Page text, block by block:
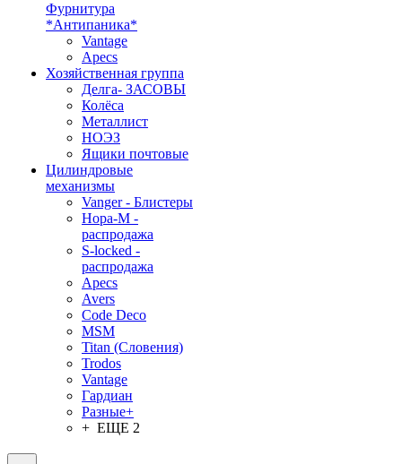
Фурнитура
*Антипаника*
Vantage
Apecs
Хозяйственная группа
Делга- ЗАСОВЫ
Колёса
Металлист
НОЭЗ
Ящики почтовые
Цилиндровые
механизмы
Vanger - Блистеры
Нора-М -
распродажа
S-locked -
распродажа
Apecs
Avers
Code Deco
MSM
Titan (Словения)
Trodos
Vantage
Гардиан
Разные+
+ ЕЩЕ 2